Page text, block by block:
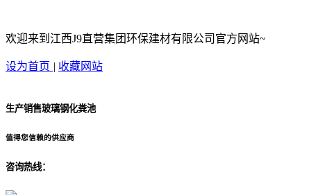
欢迎来到江西J9直营集团环保建材有限公司官方网站~
设为首页 | 收藏网站
生产销售玻璃钢化粪池
值得您信赖的供应商
咨询热线：